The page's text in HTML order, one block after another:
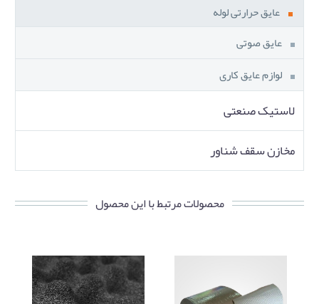
عایق حرارتی لوله
عایق صوتی
لوازم عایق کاری
لاستیک صنعتی
مخازن سقف شناور
محصولات مرتبط با این محصول